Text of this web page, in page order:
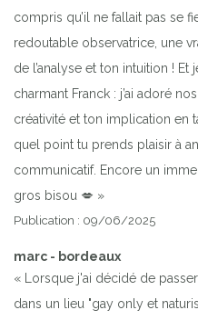
compris qu’il ne fallait pas se
redoutable observatrice, une
de l’analyse et ton intuition !
charmant Franck : j’ai adoré
créativité et ton implication en
quel point tu prends plaisir à
communicatif. Encore un
gros bisou 💋 »
Publication : 09/06/2025
marc - bordeaux
« Lorsque j'ai décidé de
dans un lieu "gay only et